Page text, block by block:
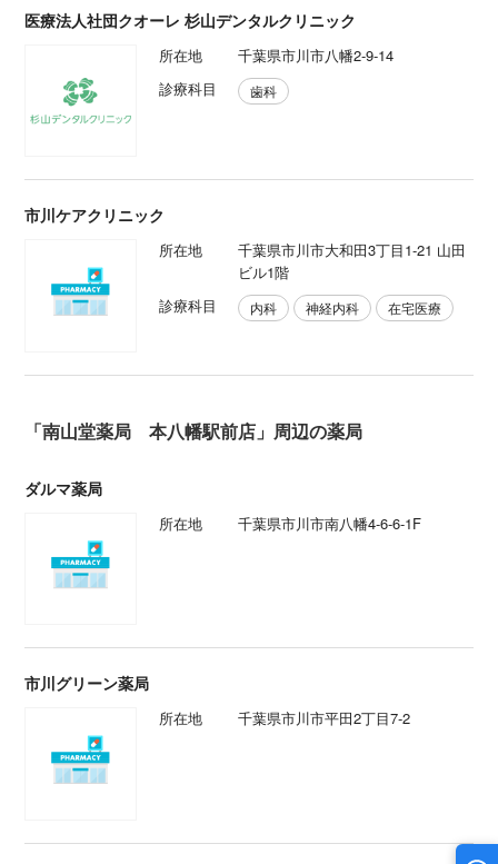
医療法人社団クオーレ 杉山デンタルクリニック
所在地
千葉県市川市八幡2-9-14
診療科目
歯科
市川ケアクリニック
所在地
千葉県市川市大和田3丁目1-21 山田
ビル1階
診療科目
内科 神経内科 在宅医療
「南山堂薬局 本八幡駅前店」周辺の薬局
ダルマ薬局
所在地 千葉県市川市南八幡4-6-6-1F
市川グリーン薬局
所在地 千葉県市川市平田2丁目7-2